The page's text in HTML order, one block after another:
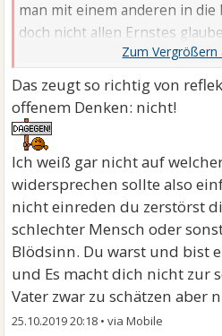
man mit einem anderen in
doch nicht allen Ernstes
Märchenprinz auf eine Frau
wartet, die sich nicht zwischen
dem Lover entscheiden kann.
rücksichtslose Pfeife, die
Frau ausnutzt.
Liebe Lind, der Abgrund
gerade deine Familie.
Das zeugt so richtig von
offenem Denken: nicht!
Ich weiß gar nicht auf
widersprechen sollte also
nicht einreden du zerstörst
schlechter Mensch oder
Blödsinn. Du warst und bist
und Es macht dich nicht zur
Vater zwar zu schätzen aber
25.10.2019 20:18 •